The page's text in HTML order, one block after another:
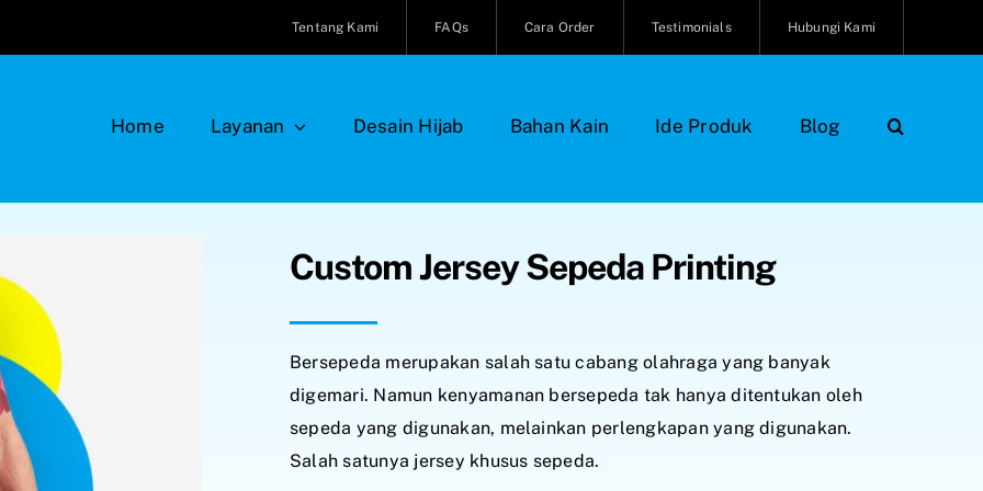
Tentang Kami FAQs Cara Order Testimonials Hubungi Kami
Home Layanan Desain Hijab Bahan Kain Ide Produk Blog
Custom Jersey Sepeda Printing
Bersepeda merupakan salah satu cabang olahraga yang banyak
digemari. Namun kenyamanan bersepeda tak hanya ditentukan oleh
sepeda yang digunakan, melainkan perlengkapan yang digunakan.
Salah satunya jersey khusus sepeda.